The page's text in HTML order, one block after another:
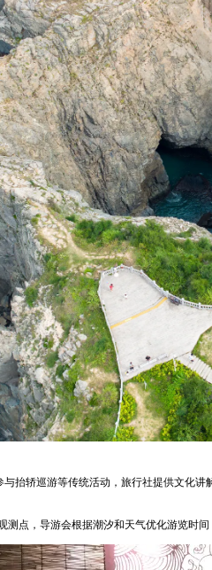
抬轿巡游等传统活动，旅行社提供文化讲
测点，导游会根据潮汐和天气优化游览时间